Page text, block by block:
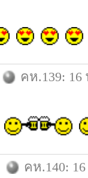
คห.139: 16
คห.140: